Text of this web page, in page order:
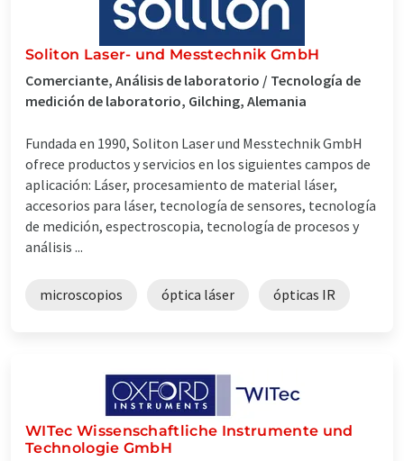
Soliton Laser- und Messtechnik GmbH
Comerciante, Análisis de laboratorio / Tecnología de
medición de laboratorio, Gilching, Alemania
Fundada en 1990, Soliton Laser und Messtechnik GmbH
ofrece productos y servicios en los siguientes campos de
aplicación: Láser, procesamiento de material láser,
accesorios para láser, tecnología de sensores, tecnología
de medición, espectroscopia, tecnología de procesos y
análisis ...
microscopios óptica láser ópticas IR
WITec Wissenschaftliche Instrumente und
Technologie GmbH